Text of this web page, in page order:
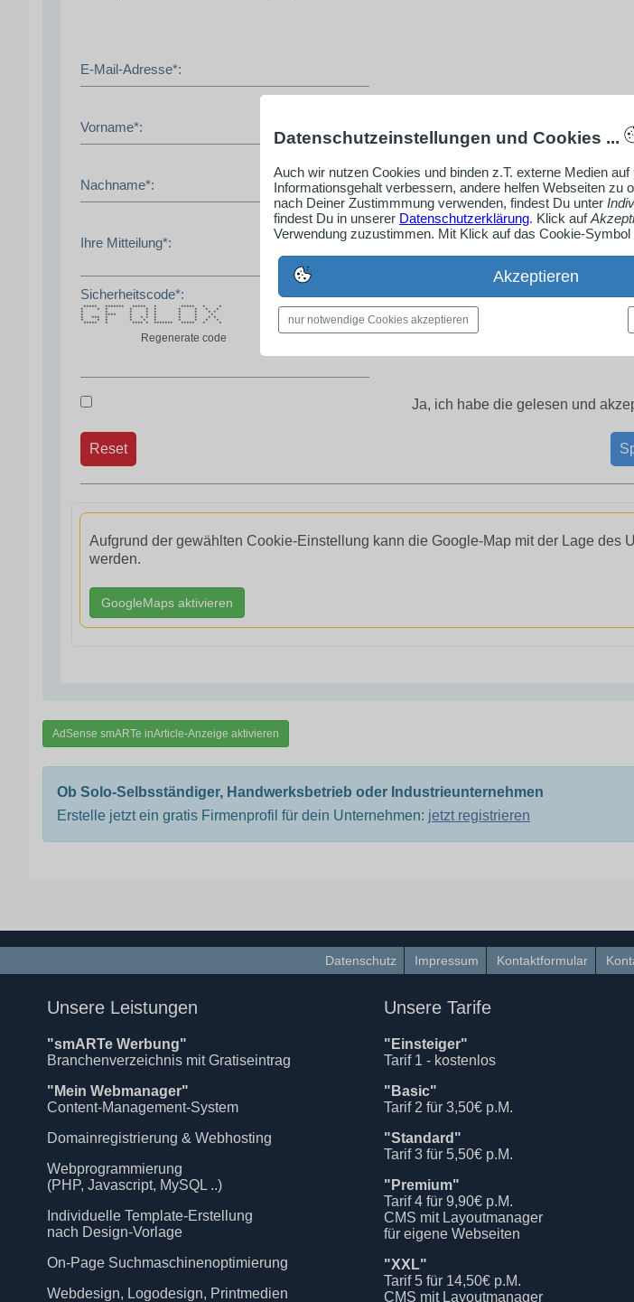
E-Mail-Adresse*:
Vorname*:
Nachname*:
Ihre Mitteilung*:
Sicherheitscode*:
***** ******* ***** * ***** * *
* * * * * * * * * *
* * * * * * * * *
* **** * * * * * *
* *** * * * * * * * * *
* * * * * * * * * *
***** * **** * ******* ***** * *
Regenerate code
Ja, ich habe die gelesen und
Reset
Aufgrund der gewählten Cookie-Einstellung kann die Google-Map mit der Lage des
werden.
GoogleMaps aktivieren
AdSense smARTe inArticle-Anzeige aktivieren
Ob Solo-Selbsständiger, Handwerksbetrieb oder Industrieunternehmen
Erstelle jetzt ein gratis Firmenprofil für dein Unternehmen: jetzt registrieren
Datenschutz Impressum Kontaktformular
Unsere Leistungen
"smARTe Werbung"
Branchenverzeichnis mit Gratiseintrag
"Mein Webmanager"
Content-Management-System
Domainregistrierung & Webhosting
Webprogrammierung
(PHP, Javascript, MySQL ..)
Individuelle Template-Erstellung
nach Design-Vorlage
On-Page Suchmaschinenoptimierung
Webdesign, Logodesign, Printmedien
Unsere Tarife
"Einsteiger"
Tarif 1 - kostenlos
"Basic"
Tarif 2 für 3,50€ p.M.
"Standard"
Tarif 3 für 5,50€ p.M.
"Premium"
Tarif 4 für 9,90€ p.M.
CMS mit Layoutmanager
für eigene Webseiten
"XXL"
Tarif 5 für 14,50€ p.M.
CMS mit Layoutmanager
Datenschutzeinstellungen und Cookies ...
Auch wir nutzen Cookies und binden z.T. externe Medien
Informationsgehalt verbessern, andere helfen Webseiten zu
nach Deiner Zustimmmung verwenden, findest Du unter
findest Du in unserer Datenschutzerklärung. Klick auf
Verwendung zuzustimmen. Mit Klick auf das Cookie-
Akzeptieren
nur notwendige Cookies akzeptieren